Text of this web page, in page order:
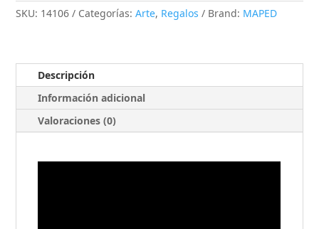
SKU: 14106 Categorías:Arte, Regalos Brand: MAPED
Descripción
Información adicional
Valoraciones (0)